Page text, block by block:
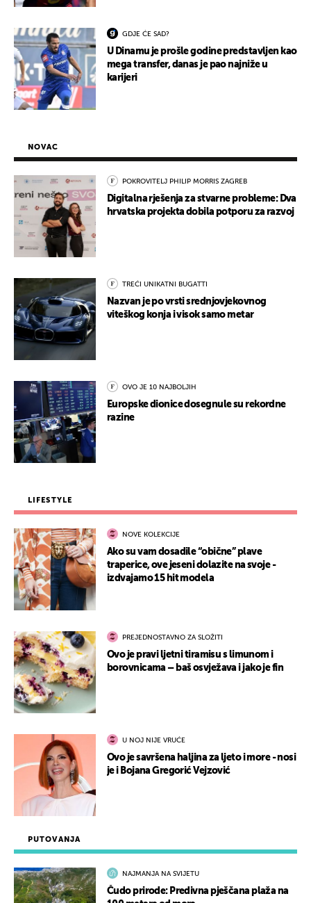
GDJE ĆE SAD?
U Dinamu je prošle godine predstavljen kao
mega transfer, danas je pao najniže u
karijeri
PUTOVANJA
NAJMANJA NA SVIJETU
Čudo prirode: Predivna pješčana plaža na
NOVAC
POKROVITELJ PHILIP MORRIS ZAGREB
Digitalna rješenja za stvarne probleme: Dva
hrvatska projekta dobila potporu za razvoj
TREĆI UNIKATNI BUGATTI
Nazvan je po vrsti srednjovjekovnog
viteškog konja i visok samo metar
OVO JE 10 NAJBOLJIH
Europske dionice dosegnule su rekordne
razine
LIFESTYLE
NOVE KOLEKCIJE
Ako su vam dosadile “obične” plave
traperice, ove jeseni dolazite na svoje -
izdvajamo 15 hit modela
PREJEDNOSTAVNO ZA SLOŽITI
Ovo je pravi ljetni tiramisu s limunom i
borovnicama – baš osvježava i jako je fin
U NOJ NIJE VRUĆE
Ovo je savršena haljina za ljeto i more - nosi
je i Bojana Gregorić Vejzović